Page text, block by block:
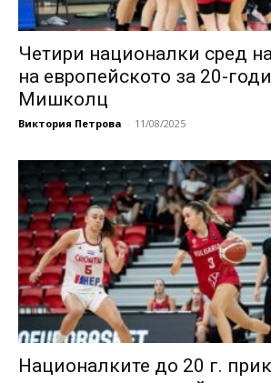
Четири националки сред
на европейското за 20-
Мишколц
Виктория Петрова - 11/08/2025
Националките до 20 г.